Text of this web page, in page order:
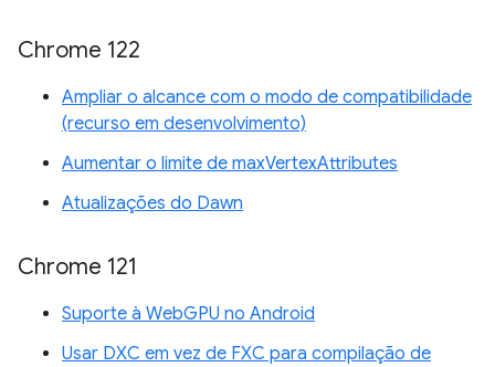
Chrome 122
Ampliar o alcance com o modo de compatibilidade
(recurso em desenvolvimento)
Aumentar o limite de maxVertexAttributes
Atualizações do Dawn
Chrome 121
Suporte à WebGPU no Android
Usar DXC em vez de FXC para compilação de